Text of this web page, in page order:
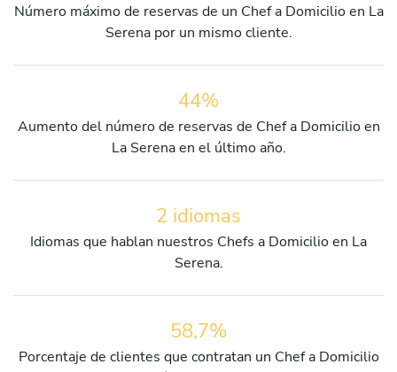
Número máximo de reservas de un Chef a Domicilio en La
Serena por un mismo cliente.
44%
Aumento del número de reservas de Chef a Domicilio en
La Serena en el último año.
2 idiomas
Idiomas que hablan nuestros Chefs a Domicilio en La
Serena.
58,7%
Porcentaje de clientes que contratan un Chef a Domicilio